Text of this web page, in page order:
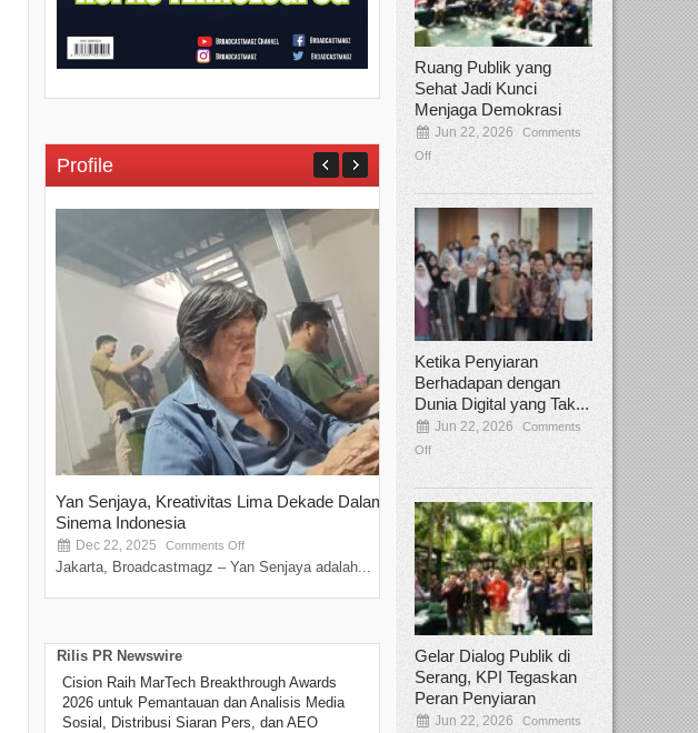
Profile
Yan Senjaya, Kreativitas Lima Dekade Dalam
Sinema Indonesia
Dec 22, 2025 Comments Off
Jakarta, Broadcastmagz – Yan Senjaya adalah...
Tamee Irelly Menjadi Juri Open
Film Terbaru...
Sep 08, 2025 Comments Off
Bekasi, Broadcastmagz – Dalam upaya
talenta...
Rilis PR Newswire
Cision Raih MarTech Breakthrough Awards
2026 untuk Pemantauan dan Analisis Media
Sosial, Distribusi Siaran Pers, dan AEO
Ruang Publik yang
Sehat Jadi Kunci
Menjaga Demokrasi
Jun 22, 2026
Comments
Off
Ketika Penyiaran
Berhadapan dengan
Dunia Digital yang Tak...
Jun 22, 2026
Comments
Off
Gelar Dialog Publik di
Serang, KPI Tegaskan
Peran Penyiaran
Jun 22, 2026
Comments